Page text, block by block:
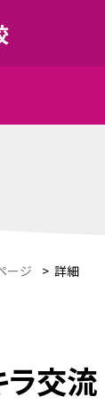
ージ > 詳細
交流